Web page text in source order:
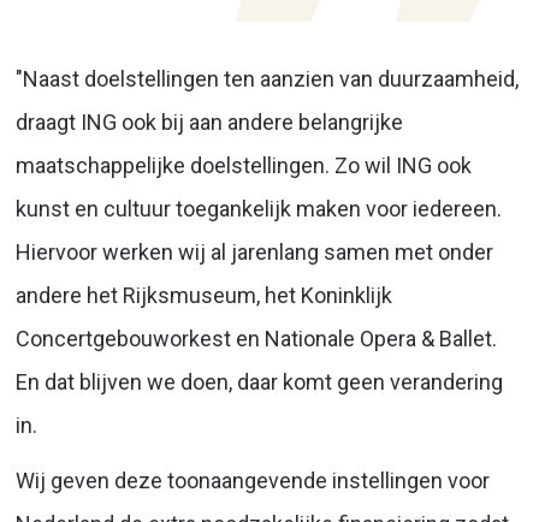
"Naast doelstellingen ten aanzien van duurzaamheid,
draagt ING ook bij aan andere belangrijke
maatschappelijke doelstellingen. Zo wil ING ook
kunst en cultuur toegankelijk maken voor iedereen.
Hiervoor werken wij al jarenlang samen met onder
andere het Rijksmuseum, het Koninklijk
Concertgebouworkest en Nationale Opera & Ballet.
En dat blijven we doen, daar komt geen verandering
in.
Wij geven deze toonaangevende instellingen voor